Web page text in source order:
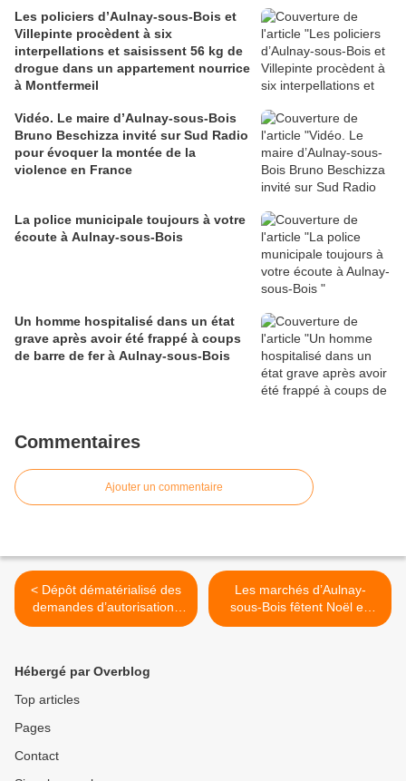
Les policiers d’Aulnay-sous-Bois et
Villepinte procèdent à six
interpellations et saisissent 56 kg de
drogue dans un appartement nourrice
à Montfermeil
Vidéo. Le maire d’Aulnay-sous-Bois
Bruno Beschizza invité sur Sud Radio
pour évoquer la montée de la
violence en France
La police municipale toujours à votre
écoute à Aulnay-sous-Bois
Un homme hospitalisé dans un état
grave après avoir été frappé à coups
de barre de fer à Aulnay-sous-Bois
Commentaires
Ajouter un commentaire
< Dépôt dématérialisé des
demandes d’autorisations
d’urbanisme à Aulnay-sous-
Les marchés d’Aulnay-
sous-Bois fêtent Noël en
fanfare >
Hébergé par Overblog
Top articles
Pages
Contact